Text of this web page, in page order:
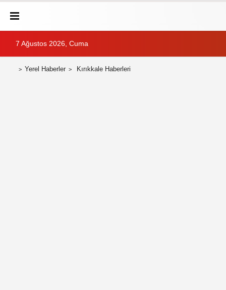
7 Ağustos 2026, Cuma
Yerel Haberler Kırıkkale Haberleri